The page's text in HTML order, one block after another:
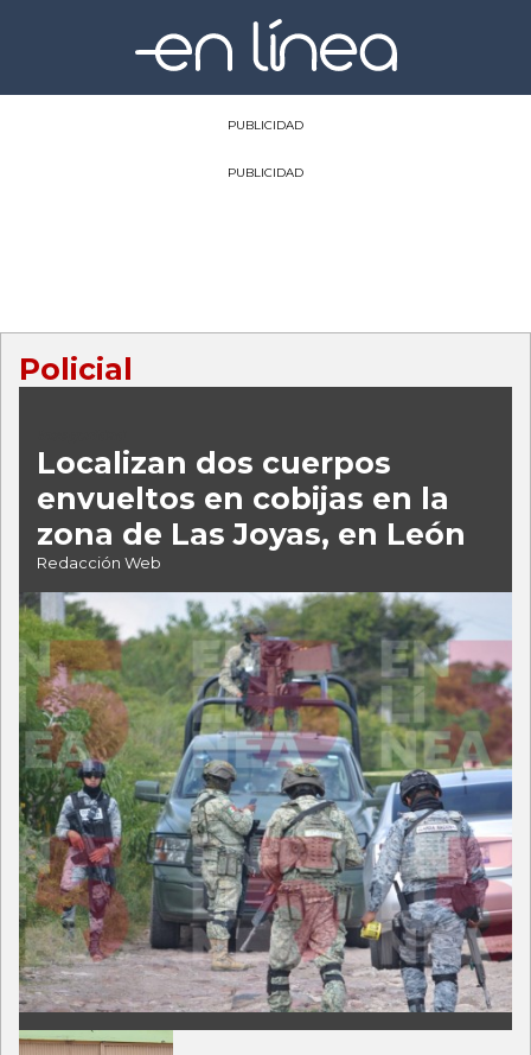
PUBLICIDAD
PUBLICIDAD
Policial
Localizan dos cuerpos
envueltos en cobijas en la
zona de Las Joyas, en León
Redacción Web